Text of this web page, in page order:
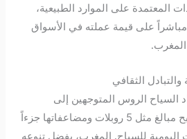
على الموارد الطبيعية،
على قيمة عملته في الأسواق
الثقافي
الروس المتوجهين إلى
المغرب، تصبح مبالغ مثل 5 روبلات ومضاعفاتها جزءاً
للسياح. المغرب، بفضل تنوعه